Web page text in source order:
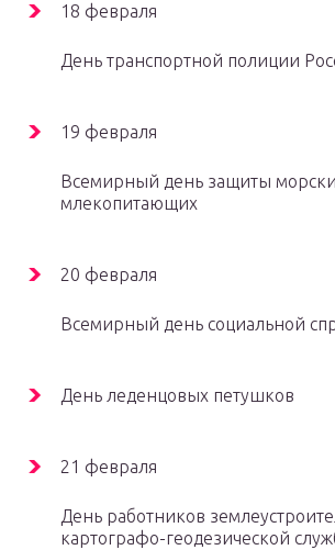
18 февраля
День транспортной полиции
19 февраля
Всемирный день защиты
млекопитающих
20 февраля
Всемирный день социальной
День леденцовых петушков
21 февраля
День работников
картографо-геодезической